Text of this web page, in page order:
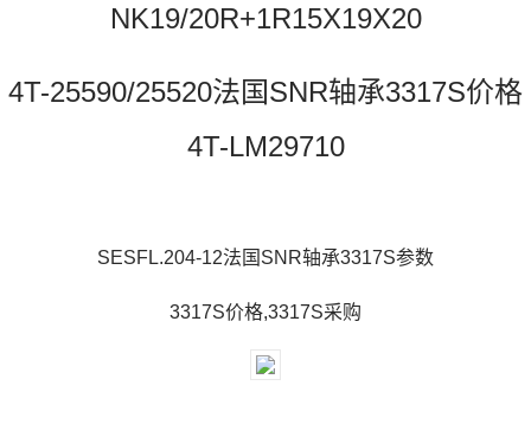
NK19/20R+1R15X19X20
4T-25590/25520法国SNR轴承3317S价格
4T-LM29710
SESFL.204-12法国SNR轴承3317S参数
3317S价格,3317S采购